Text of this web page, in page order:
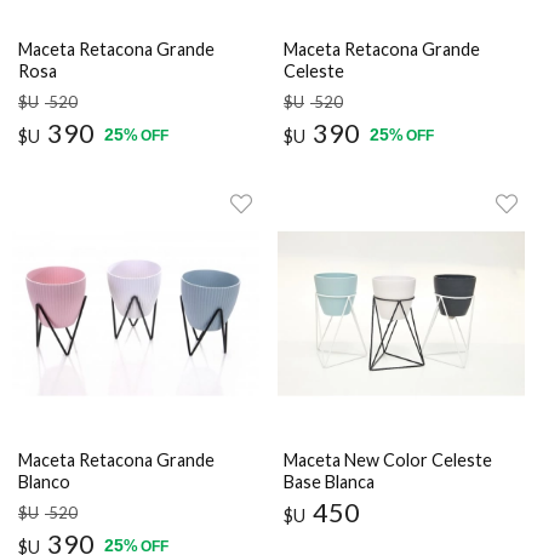
Maceta Retacona Grande
Rosa
$U 520
$U 390 25%OFF
Maceta Retacona Grande
Celeste
$U 520
$U 390 25%OFF
Maceta Retacona Grande
Blanco
$U 520
$U 390 25%OFF
Maceta New Color Celeste
Base Blanca
$U 450